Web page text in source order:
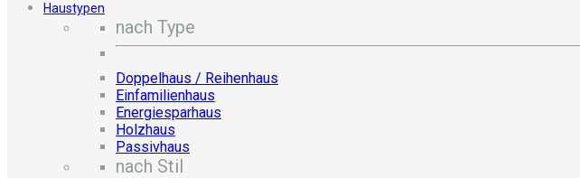
Haustypen
nach Type
Doppelhaus / Reihenhaus
Einfamilienhaus
Energiesparhaus
Holzhaus
Passivhaus
nach Stil